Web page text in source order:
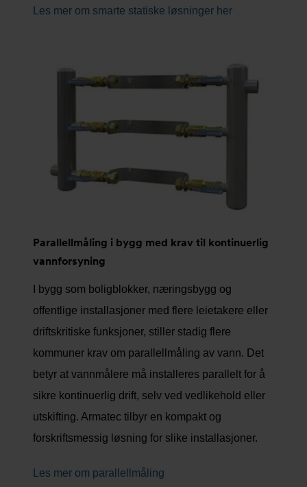
Les mer om smarte statiske løsninger her
Parallellmåling i bygg med krav til kontinuerlig
vannforsyning
I bygg som boligblokker, næringsbygg og
offentlige installasjoner med flere leietakere eller
driftskritiske funksjoner, stiller stadig flere
kommuner krav om parallellmåling av vann. Det
betyr at vannmålere må installeres parallelt for å
sikre kontinuerlig drift, selv ved vedlikehold eller
utskifting. Armatec tilbyr en kompakt og
forskriftsmessig løsning for slike installasjoner.
Les mer om parallellmåling